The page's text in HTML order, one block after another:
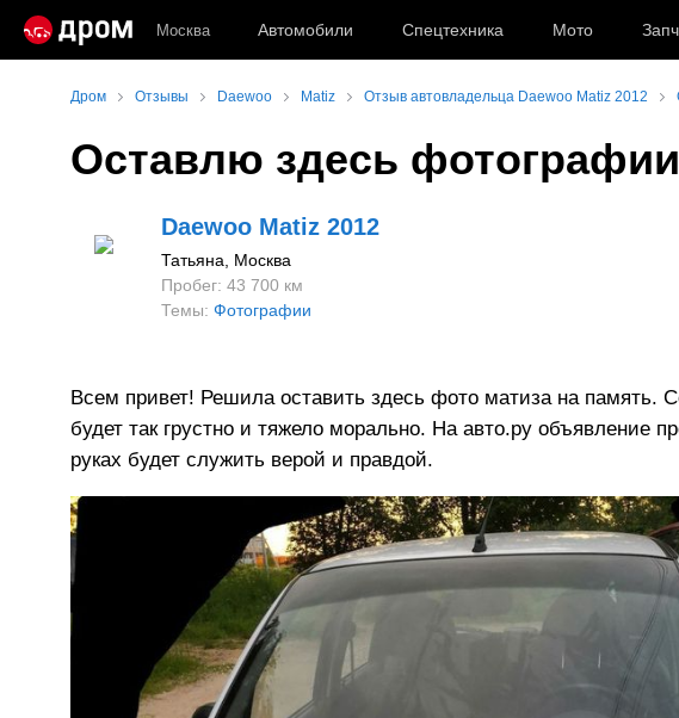
Москва Автомобили Спецтехника Мото
Дром Отзывы Daewoo Matiz Отзыв автовладельца Daewoo Matiz 2012
Оставлю здесь
Daewoo Matiz 2012
Татьяна , Москва
Пробег: 43 700 км
Темы: Фотографии
Всем привет! Решила оставить здесь фото матиза на память.
будет так грустно и тяжело морально. На авто.ру объявление
руках будет служить верой и правдой.